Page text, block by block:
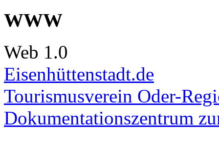
WWW
Web 1.0
Eisenhüttenstadt.de
Tourismusverein Oder-
Dokumentationszentrum